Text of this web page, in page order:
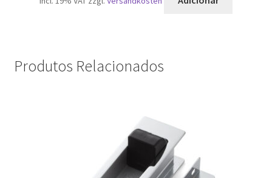
Produtos Relacionados